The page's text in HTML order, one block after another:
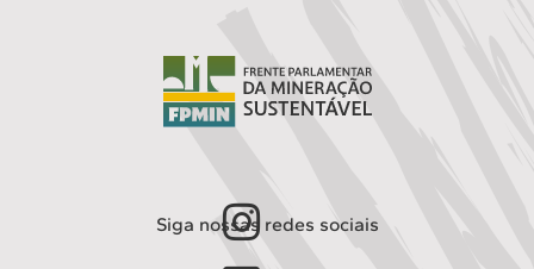
Siga nossas redes sociais